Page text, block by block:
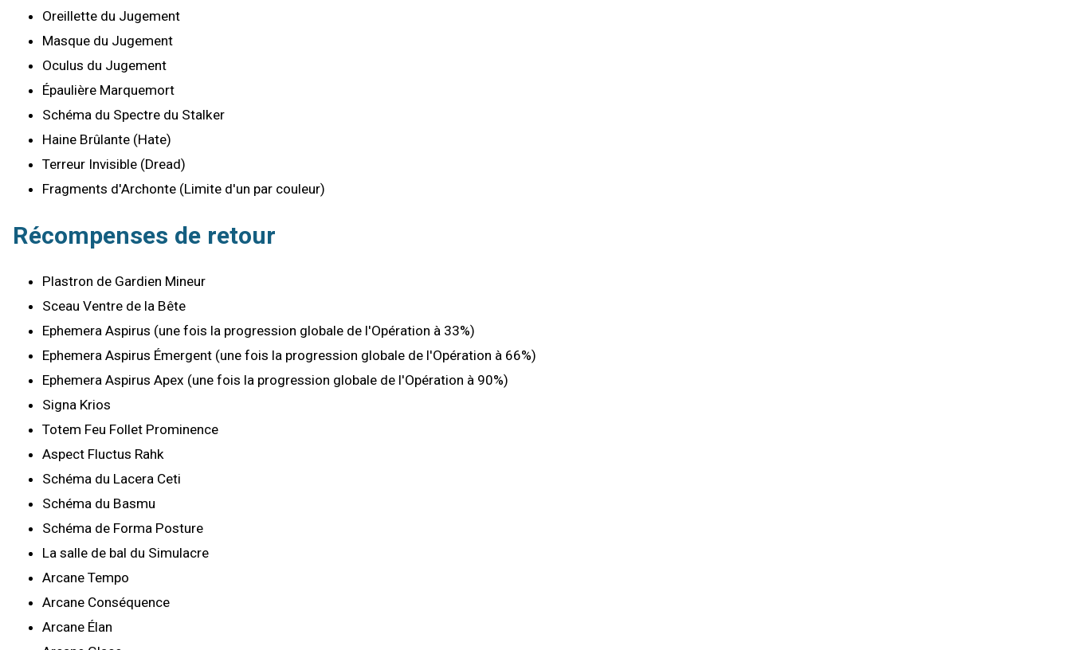
Oreillette du Jugement
Masque du Jugement
Oculus du Jugement
Épaulière Marquemort
Schéma du Spectre du Stalker
Haine Brûlante (Hate)
Terreur Invisible (Dread)
Fragments d'Archonte (Limite d'un par couleur)
Récompenses de retour
Plastron de Gardien Mineur
Sceau Ventre de la Bête
Ephemera Aspirus (une fois la progression globale de l'Opération à 33%)
Ephemera Aspirus Émergent (une fois la progression globale de l'Opération à 66%)
Ephemera Aspirus Apex (une fois la progression globale de l'Opération à 90%)
Signa Krios
Totem Feu Follet Prominence
Aspect Fluctus Rahk
Schéma du Lacera Ceti
Schéma du Basmu
Schéma de Forma Posture
La salle de bal du Simulacre
Arcane Tempo
Arcane Conséquence
Arcane Élan